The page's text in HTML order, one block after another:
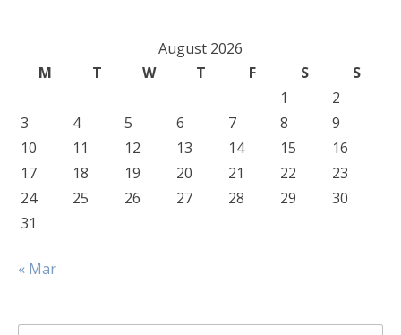
August 2026
M
T W T F S
S
1
2
3
4 5 6 7 8
9
10
11 12 13 14 15
16
17
18 19 20 21 22
23
24
25 26 27 28 29
30
31
« Mar